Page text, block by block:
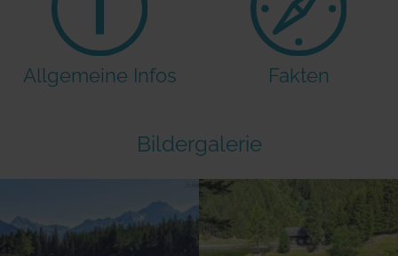
Allgemeine Infos Fakten
Bildergalerie